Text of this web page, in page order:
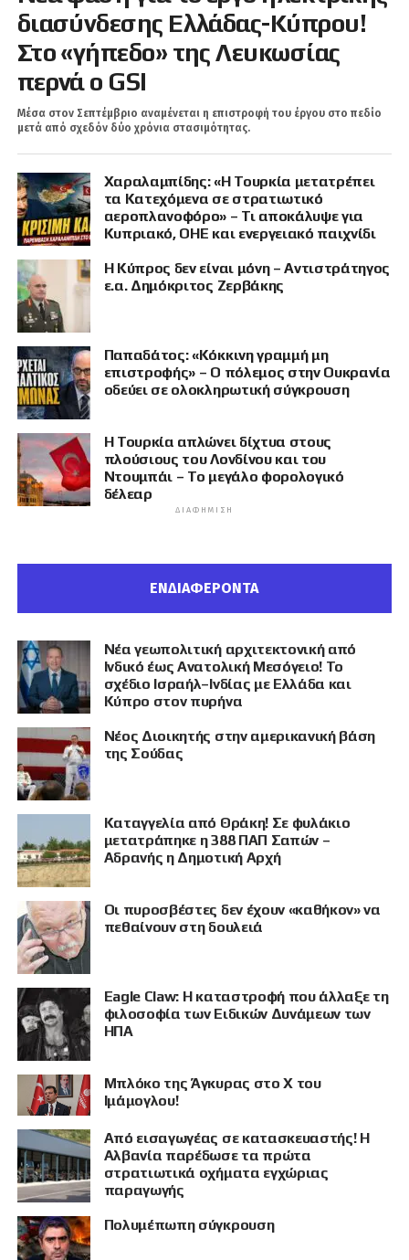
διασύνδεσης Ελλάδας-Κύπρου!
Στο «γήπεδο» της Λευκωσίας
περνά ο GSI
Μέσα στον Σεπτέμβριο αναμένεται η επιστροφή του έργου στο πεδίο
μετά από σχεδόν δύο χρόνια στασιμότητας.
Χαραλαμπίδης: «Η Τουρκία μετατρέπει
τα Κατεχόμενα σε στρατιωτικό
αεροπλανοφόρο» – Τι αποκάλυψε για
Κυπριακό, ΟΗΕ και ενεργειακό παιχνίδι
Η Κύπρος δεν είναι μόνη – Αντιστράτηγος
ε.α. Δημόκριτος Ζερβάκης
Παπαδάτος: «Κόκκινη γραμμή μη
επιστροφής» – Ο πόλεμος στην Ουκρανία
οδεύει σε ολοκληρωτική σύγκρουση
Η Τουρκία απλώνει δίχτυα στους
πλούσιους του Λονδίνου και του
Ντουμπάι – Το μεγάλο φορολογικό
δέλεαρ
ΔΙΑΦΉΜΙΣΗ
ΕΝΔΙΑΦΕΡΟΝΤΑ
Νέα γεωπολιτική αρχιτεκτονική από
Ινδικό έως Ανατολική Μεσόγειο! Το
σχέδιο Ισραήλ–Ινδίας με Ελλάδα και
Κύπρο στον πυρήνα
Νέος Διοικητής στην αμερικανική βάση
της Σούδας
Καταγγελία από Θράκη! Σε φυλάκιο
μετατράπηκε η 388 ΠΑΠ Σαπών –
Αδρανής η Δημοτική Αρχή
Οι πυροσβέστες δεν έχουν «καθήκον» να
πεθαίνουν στη δουλειά
Eagle Claw: Η καταστροφή που άλλαξε τη
φιλοσοφία των Ειδικών Δυνάμεων των
ΗΠΑ
Μπλόκο της Άγκυρας στο X του
Ιμάμογλου!
Από εισαγωγέας σε κατασκευαστής! Η
Αλβανία παρέδωσε τα πρώτα
στρατιωτικά οχήματα εγχώριας
παραγωγής
Πολυμέπωπη σύγκρουση